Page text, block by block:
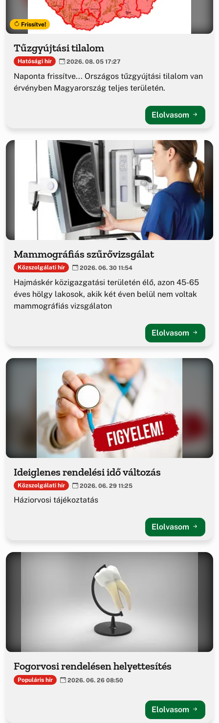
Frissítve!
Tűzgyújtási tilalom
Hatósági hír 2026. 08. 05 17:27
Naponta frissítve... Országos tűzgyújtási tilalom van
érvényben Magyarország teljes területén.
Elolvasom
Mammográfiás szűrővizsgálat
Közszolgálati hír 2026. 06. 30 11:54
Hajmáskér közigazgatási területén élő, azon 45-65
éves hölgy lakosok, akik két éven belül nem voltak
mammográfiás vizsgálaton
Elolvasom
Ideiglenes rendelési idő változás
Közszolgálati hír 2026. 06. 29 11:25
Háziorvosi tájékoztatás
Elolvasom
Fogorvosi rendelésen helyettesítés
Populáris hír 2026. 06. 26 08:50
Elolvasom